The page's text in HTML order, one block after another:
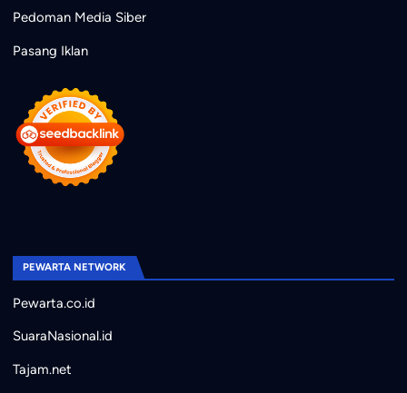
Pedoman Media Siber
Pasang Iklan
PEWARTA NETWORK
Pewarta.co.id
SuaraNasional.id
Tajam.net